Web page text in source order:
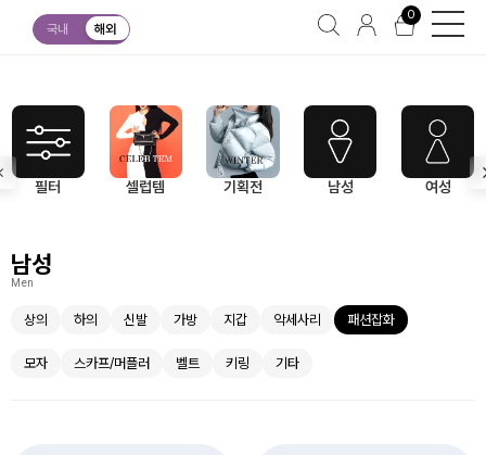
국내 해외
0
패션잡화
필터 셀럽템 기획전 남성 여성
남성
Men
상의 하의 신발 가방 지갑 악세사리 패션잡화
모자 스카프/머플러 벨트 키링 기타